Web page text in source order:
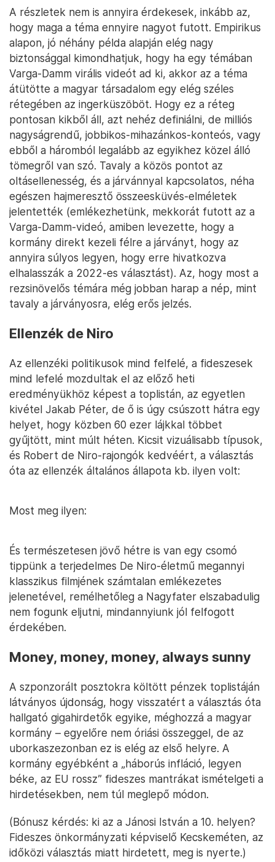
A részletek nem is annyira érdekesek, inkább az,
hogy maga a téma ennyire nagyot futott. Empirikus
alapon, jó néhány példa alapján elég nagy
biztonsággal kimondhatjuk, hogy ha egy témában
Varga-Damm virális videót ad ki, akkor az a téma
átütötte a magyar társadalom egy elég széles
rétegében az ingerküszöböt. Hogy ez a réteg
pontosan kikből áll, azt nehéz definiálni, de milliós
nagyságrendű, jobbikos-mihazánkos-konteós, vagy
ebből a háromból legalább az egyikhez közel álló
tömegről van szó. Tavaly a közös pontot az
oltásellenesség, és a járvánnyal kapcsolatos, néha
egészen hajmeresztő összeesküvés-elméletek
jelentették (emlékezhetünk, mekkorát futott az a
Varga-Damm-videó, amiben levezette, hogy a
kormány direkt kezeli félre a járványt, hogy az
annyira súlyos legyen, hogy erre hivatkozva
elhalasszák a 2022-es választást). Az, hogy most a
rezsinövelős témára még jobban harap a nép, mint
tavaly a járványosra, elég erős jelzés.
Ellenzék de Niro
Az ellenzéki politikusok mind felfelé, a fideszesek
mind lefelé mozdultak el az előző heti
eredményükhöz képest a toplistán, az egyetlen
kivétel Jakab Péter, de ő is úgy csúszott hátra egy
helyet, hogy közben 60 ezer lájkkal többet
gyűjtött, mint múlt héten. Kicsit vizuálisabb típusok,
és Robert de Niro-rajongók kedvéért, a választás
óta az ellenzék általános állapota kb. ilyen volt:
Most meg ilyen:
És természetesen jövő hétre is van egy csomó
tippünk a terjedelmes De Niro-életmű megannyi
klasszikus filmjének számtalan emlékezetes
jelenetével, remélhetőleg a Nagyfater elszabadulig
nem fogunk eljutni, mindannyiunk jól felfogott
érdekében.
Money, money, money, always sunny
A szponzorált posztokra költött pénzek toplistáján
látványos újdonság, hogy visszatért a választás óta
hallgató gigahirdetők egyike, méghozzá a magyar
kormány – egyelőre nem óriási összeggel, de az
uborkaszezonban ez is elég az első helyre. A
kormány egyébként a „háborús infláció, legyen
béke, az EU rossz” fideszes mantrákat ismételgeti a
hirdetésekben, nem túl meglepő módon.
(Bónusz kérdés: ki az a Jánosi István a 10. helyen?
Fideszes önkormányzati képviselő Kecskeméten, az
időközi választás miatt hirdetett, meg is nyerte.)